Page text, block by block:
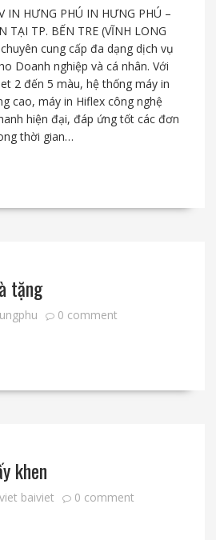
IN HƯNG PHÚ IN HƯNG PHÚ –
TẠI TP. BẾN TRE (VĨNH LONG
cung cấp đa dạng dịch vụ
Doanh nghiệp và cá nhân. Với
2 đến 5 màu, hệ thống máy in
cao, máy in Hiflex công nghệ
hiện đại, đáp ứng tốt các đơn
thời gian…
tặng
0 comment
khen
baiviet 0 comment